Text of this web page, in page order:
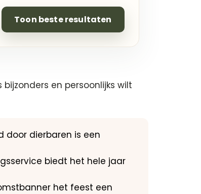
Toon beste resultaten
en persoonlijks wilt
door dierbaren is een
biedt het hele jaar
het feest een